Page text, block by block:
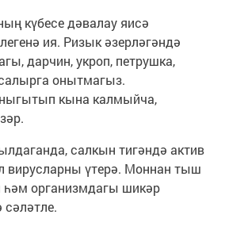
күбесе дәвалау яисә
ия. Ризык әзерләгәндә
дарчин, укроп, петрушка,
онытмагыз.
кына калмыйча,
салкын тигәндә актив
вирусларны үтерә. Моннан тыш
һәм организмдагы шикәр